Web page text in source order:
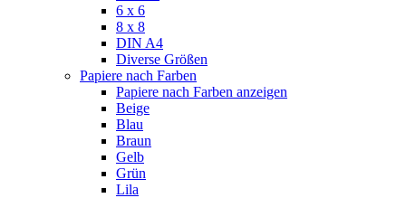
6 x 6
8 x 8
DIN A4
Diverse Größen
Papiere nach Farben
Papiere nach Farben anzeigen
Beige
Blau
Braun
Gelb
Grün
Lila